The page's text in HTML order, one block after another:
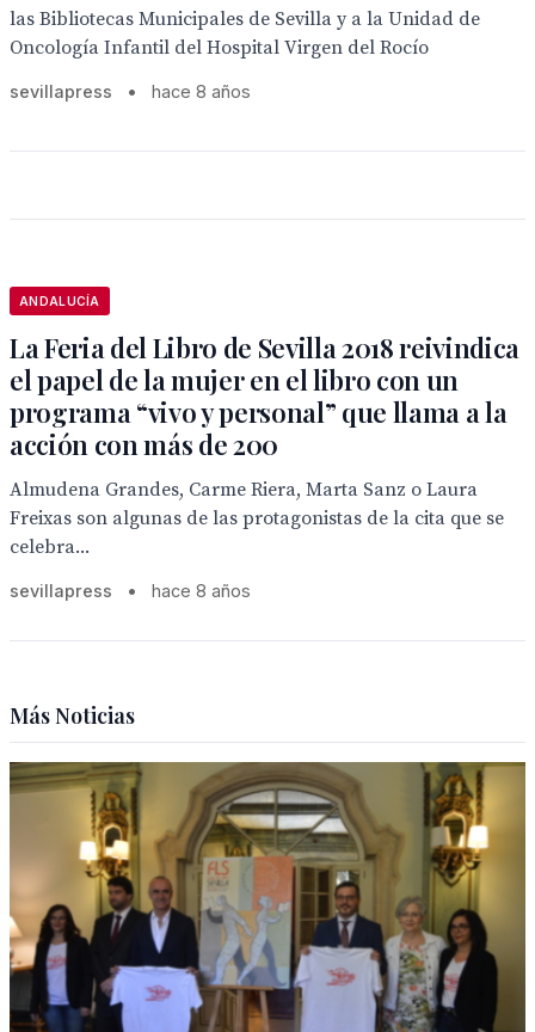
las Bibliotecas Municipales de Sevilla y a la Unidad de
Oncología Infantil del Hospital Virgen del Rocío
sevillapress • hace 8 años
ANDALUCÍA
La Feria del Libro de Sevilla 2018 reivindica
el papel de la mujer en el libro con un
programa “vivo y personal” que llama a la
acción con más de 200
Almudena Grandes, Carme Riera, Marta Sanz o Laura
Freixas son algunas de las protagonistas de la cita que se
celebra...
sevillapress • hace 8 años
Más Noticias